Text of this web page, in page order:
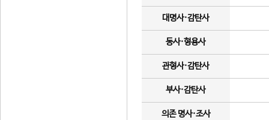
대명사·감탄사
동사·형용사
관형사·감탄사
부사·감탄사
의존 명사·조사